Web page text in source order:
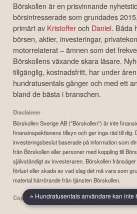
Börskollen är en prisvinnande
börsintresserade som grundades
primärt av Kristofferoch Daniel. Båda
börsen, aktier, investeringar,
motorrelaterat – ämnen som det
Börskollens växande skara läsare.
tillgänglig, kostnadsfritt, har under
hundratusentals gånger och med ett
bland de bästa i branschen.
Disclaimer
Börskollen Sverige AB ("Börskollen") är inte
finansinspektionens tillsyn och ger inga råd till dig.
investeringsbeslut baserade på information som
från Börskollen eller personer med koppling till
självständigt av investeraren. Börskollen
förlust eller skada av vad slag det må vara som
material härrörande från tjänsten Börskollen.
Copyright ©2026Börskollen Sverige AB. All
⭐ Hundratusentals användare kan inte